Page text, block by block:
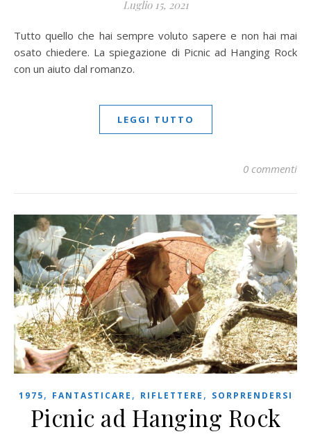
Luglio 15, 2021
Tutto quello che hai sempre voluto sapere e non hai mai
osato chiedere. La spiegazione di Picnic ad Hanging Rock
con un aiuto dal romanzo.
LEGGI TUTTO
0 commenti
1975, FANTASTICARE , RIFLETTERE , SORPRENDERSI
Picnic ad Hanging Rock